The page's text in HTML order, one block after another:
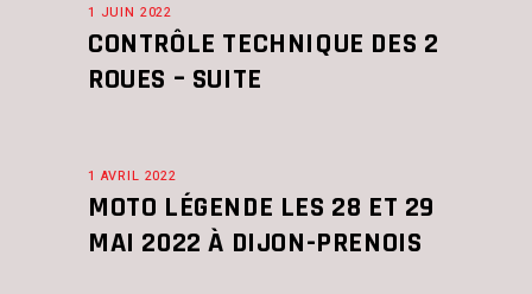
1 JUIN 2022
CONTRÔLE TECHNIQUE DES 2
ROUES – SUITE
1 AVRIL 2022
MOTO LÉGENDE LES 28 ET 29
MAI 2022 À DIJON-PRENOIS